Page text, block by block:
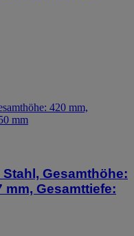
Gesamthöhe:
mm, Gesamttiefe: